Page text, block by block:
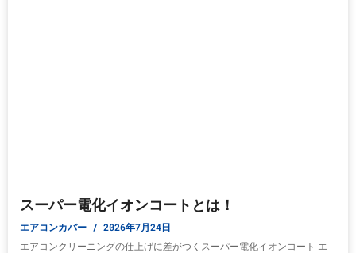
スーパー電化イオンコートとは！
エアコンカバー 2026年7月24日
エアコンクリーニングの仕上げに差がつくスーパー電化イオンコート エ